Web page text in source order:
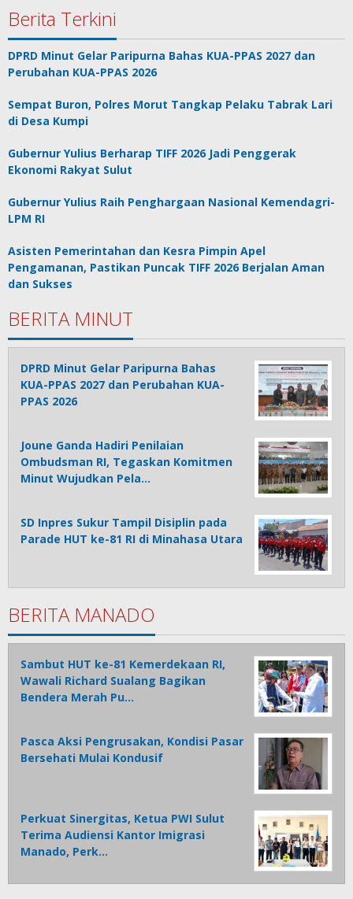
Berita Terkini
DPRD Minut Gelar Paripurna Bahas KUA-PPAS 2027 dan
Perubahan KUA-PPAS 2026
Sempat Buron, Polres Morut Tangkap Pelaku Tabrak Lari
di Desa Kumpi
Gubernur Yulius Berharap TIFF 2026 Jadi Penggerak
Ekonomi Rakyat Sulut
Gubernur Yulius Raih Penghargaan Nasional Kemendagri-
LPM RI
Asisten Pemerintahan dan Kesra Pimpin Apel
Pengamanan, Pastikan Puncak TIFF 2026 Berjalan Aman
dan Sukses
BERITA MINUT
DPRD Minut Gelar Paripurna Bahas
KUA-PPAS 2027 dan Perubahan KUA-
PPAS 2026
Joune Ganda Hadiri Penilaian
Ombudsman RI, Tegaskan Komitmen
Minut Wujudkan Pela…
SD Inpres Sukur Tampil Disiplin pada
Parade HUT ke-81 RI di Minahasa Utara
BERITA MANADO
Sambut HUT ke-81 Kemerdekaan RI,
Wawali Richard Sualang Bagikan
Bendera Merah Pu…
Pasca Aksi Pengrusakan, Kondisi Pasar
Bersehati Mulai Kondusif
Perkuat Sinergitas, Ketua PWI Sulut
Terima Audiensi Kantor Imigrasi
Manado, Perk…